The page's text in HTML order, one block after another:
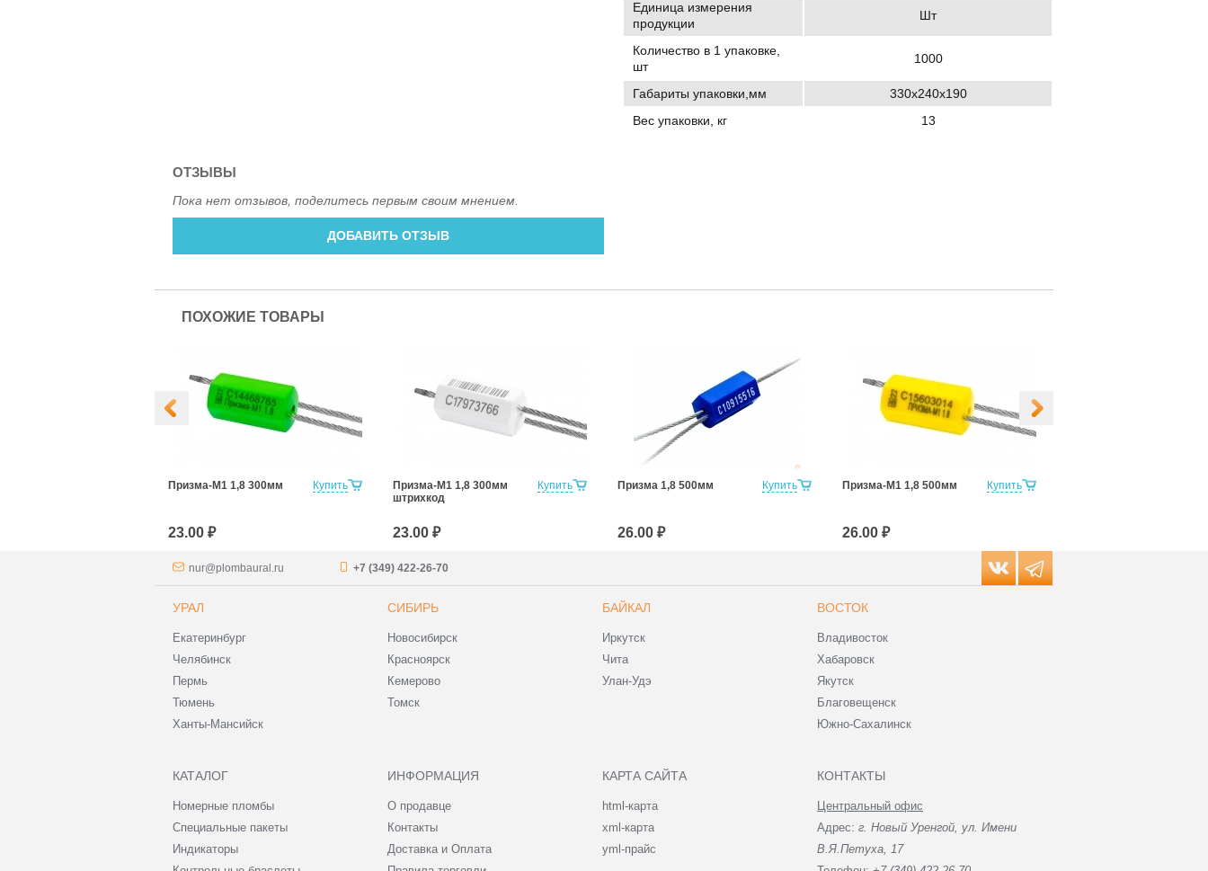
Единица измерения
продукции
Шт
Количество в 1 упаковке,
шт
1000
Габариты упаковки,мм
330х240х190
Вес упаковки, кг
13
ОТЗЫВЫ
Пока нет отзывов, поделитесь первым своим мнением.
ДОБАВИТЬ ОТЗЫВ
ПОХОЖИЕ ТОВАРЫ
Купить
Призма-М1 1,8 300мм
23.00 ₽
Купить
Призма-М1 1,8 300мм
штрихкод
23.00 ₽
Купить
Призма 1,8 500мм
26.00 ₽
Купить
Призма-М1 1,8 500мм
26.00 ₽
nur@plombaural.ru +7 (349) 422-26-70
УРАЛ
Екатеринбург
Челябинск
Пермь
Тюмень
Ханты-Мансийск
СИБИРЬ
Новосибирск
Красноярск
Кемерово
Томск
БАЙКАЛ
Иркутск
Чита
Улан-Удэ
ВОСТОК
Владивосток
Хабаровск
Якутск
Благовещенск
Южно-Сахалинск
КАТАЛОГ
Номерные пломбы
Специальные пакеты
Индикаторы
ИНФОРМАЦИЯ
О продавце
Контакты
Доставка и Оплата
КАРТА САЙТА
html-карта
xml-карта
yml-прайс
КОНТАКТЫ
Центральный офис
Адрес: г. Новый Уренгой, ул. Имени
В.Я.Петуха, 17